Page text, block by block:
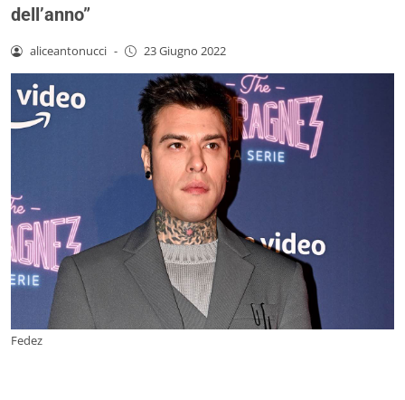
dell’anno”
aliceantonucci - 23 Giugno 2022
Fedez